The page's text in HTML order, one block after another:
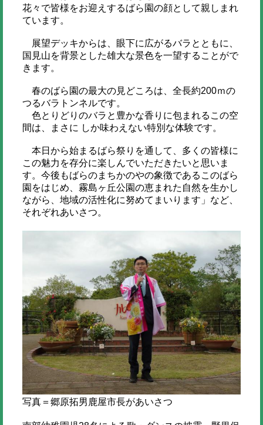
花々で皆様をお迎えするばら園の顔として親しまれ
ています。
展望デッキからは、眼下に広がるバラとともに、
国見山を背景とした雄大な景色を一望することがで
きます。
春のばら園の最大の見どころは、全長約200ｍの
つるバラトンネルです。
色とりどりのバラと豊かな香りに包まれるこの空
間は、まさに しか味わえない特別な体験です。
本日から始まるばら祭りを通して、多くの皆様に
この魅力を存分に楽しんでいただきたいと思いま
す。今後もばらのまちかのやの象徴であるこのばら
園をはじめ、霧島ヶ丘公園の恵まれた自然を生かし
ながら、地域の活性化に努めてまいります」など、
それぞれあいさつ。
写真＝郷原拓男鹿屋市長があいさつ